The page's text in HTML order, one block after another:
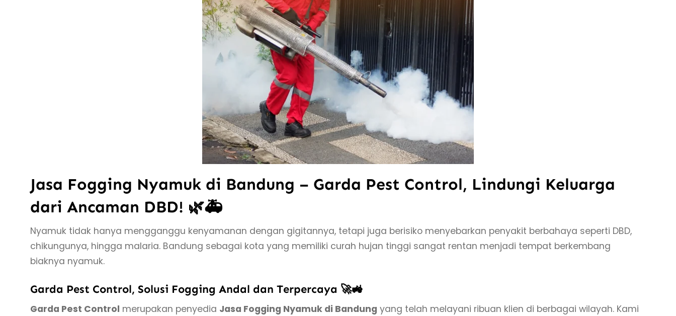
Jasa Fogging Nyamuk di Bandung – Garda Pest Control, Lindungi Keluarga
dari Ancaman DBD! 🌿🚑
Nyamuk tidak hanya mengganggu kenyamanan dengan gigitannya, tetapi juga berisiko menyebarkan penyakit berbahaya seperti DBD,
chikungunya, hingga malaria. Bandung sebagai kota yang memiliki curah hujan tinggi sangat rentan menjadi tempat berkembang
biaknya nyamuk.
Garda Pest Control, Solusi Fogging Andal dan Terpercaya 🚀🚜
Garda Pest Control merupakan penyedia Jasa Fogging Nyamuk di Bandung yang telah melayani ribuan klien di berbagai wilayah. Kami